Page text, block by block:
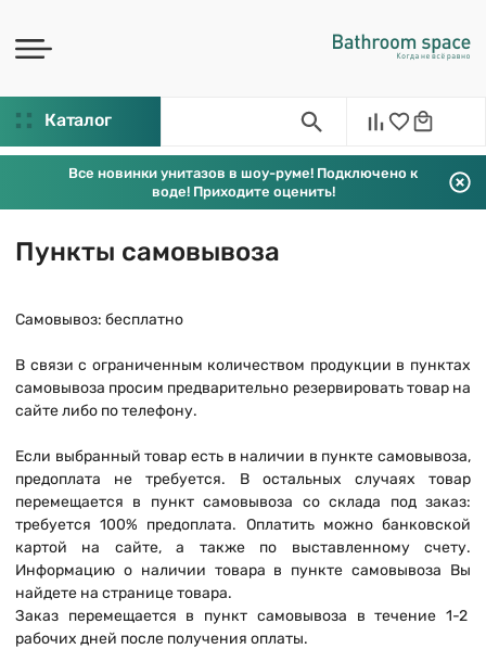
Каталог
Все новинки унитазов в шоу-руме! Подключено к
воде! Приходите оценить!
Пункты самовывоза
Самовывоз: бесплатно
В связи с ограниченным количеством продукции в пунктах
самовывоза просим предварительно резервировать товар на
сайте либо по телефону.
Если выбранный товар есть в наличии в пункте самовывоза,
предоплата не требуется. В остальных случаях товар
перемещается в пункт самовывоза со склада под заказ:
требуется 100% предоплата. Оплатить можно банковской
картой на сайте, а также по выставленному счету.
Информацию о наличии товара в пункте самовывоза Вы
найдете на странице товара.
Заказ перемещается в пункт самовывоза в течение 1-2
рабочих дней после получения оплаты.